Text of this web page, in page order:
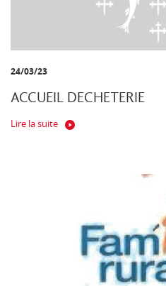
24/03/23
ACCUEIL DECHETERIE
Lire la suite